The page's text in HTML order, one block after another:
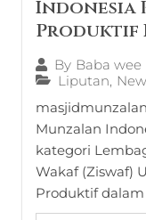
Indonesia
Produktif
By Baba wee
Liputan,
Munzalan
kategori
Wakaf (Ziswaf)
Produktif dalam